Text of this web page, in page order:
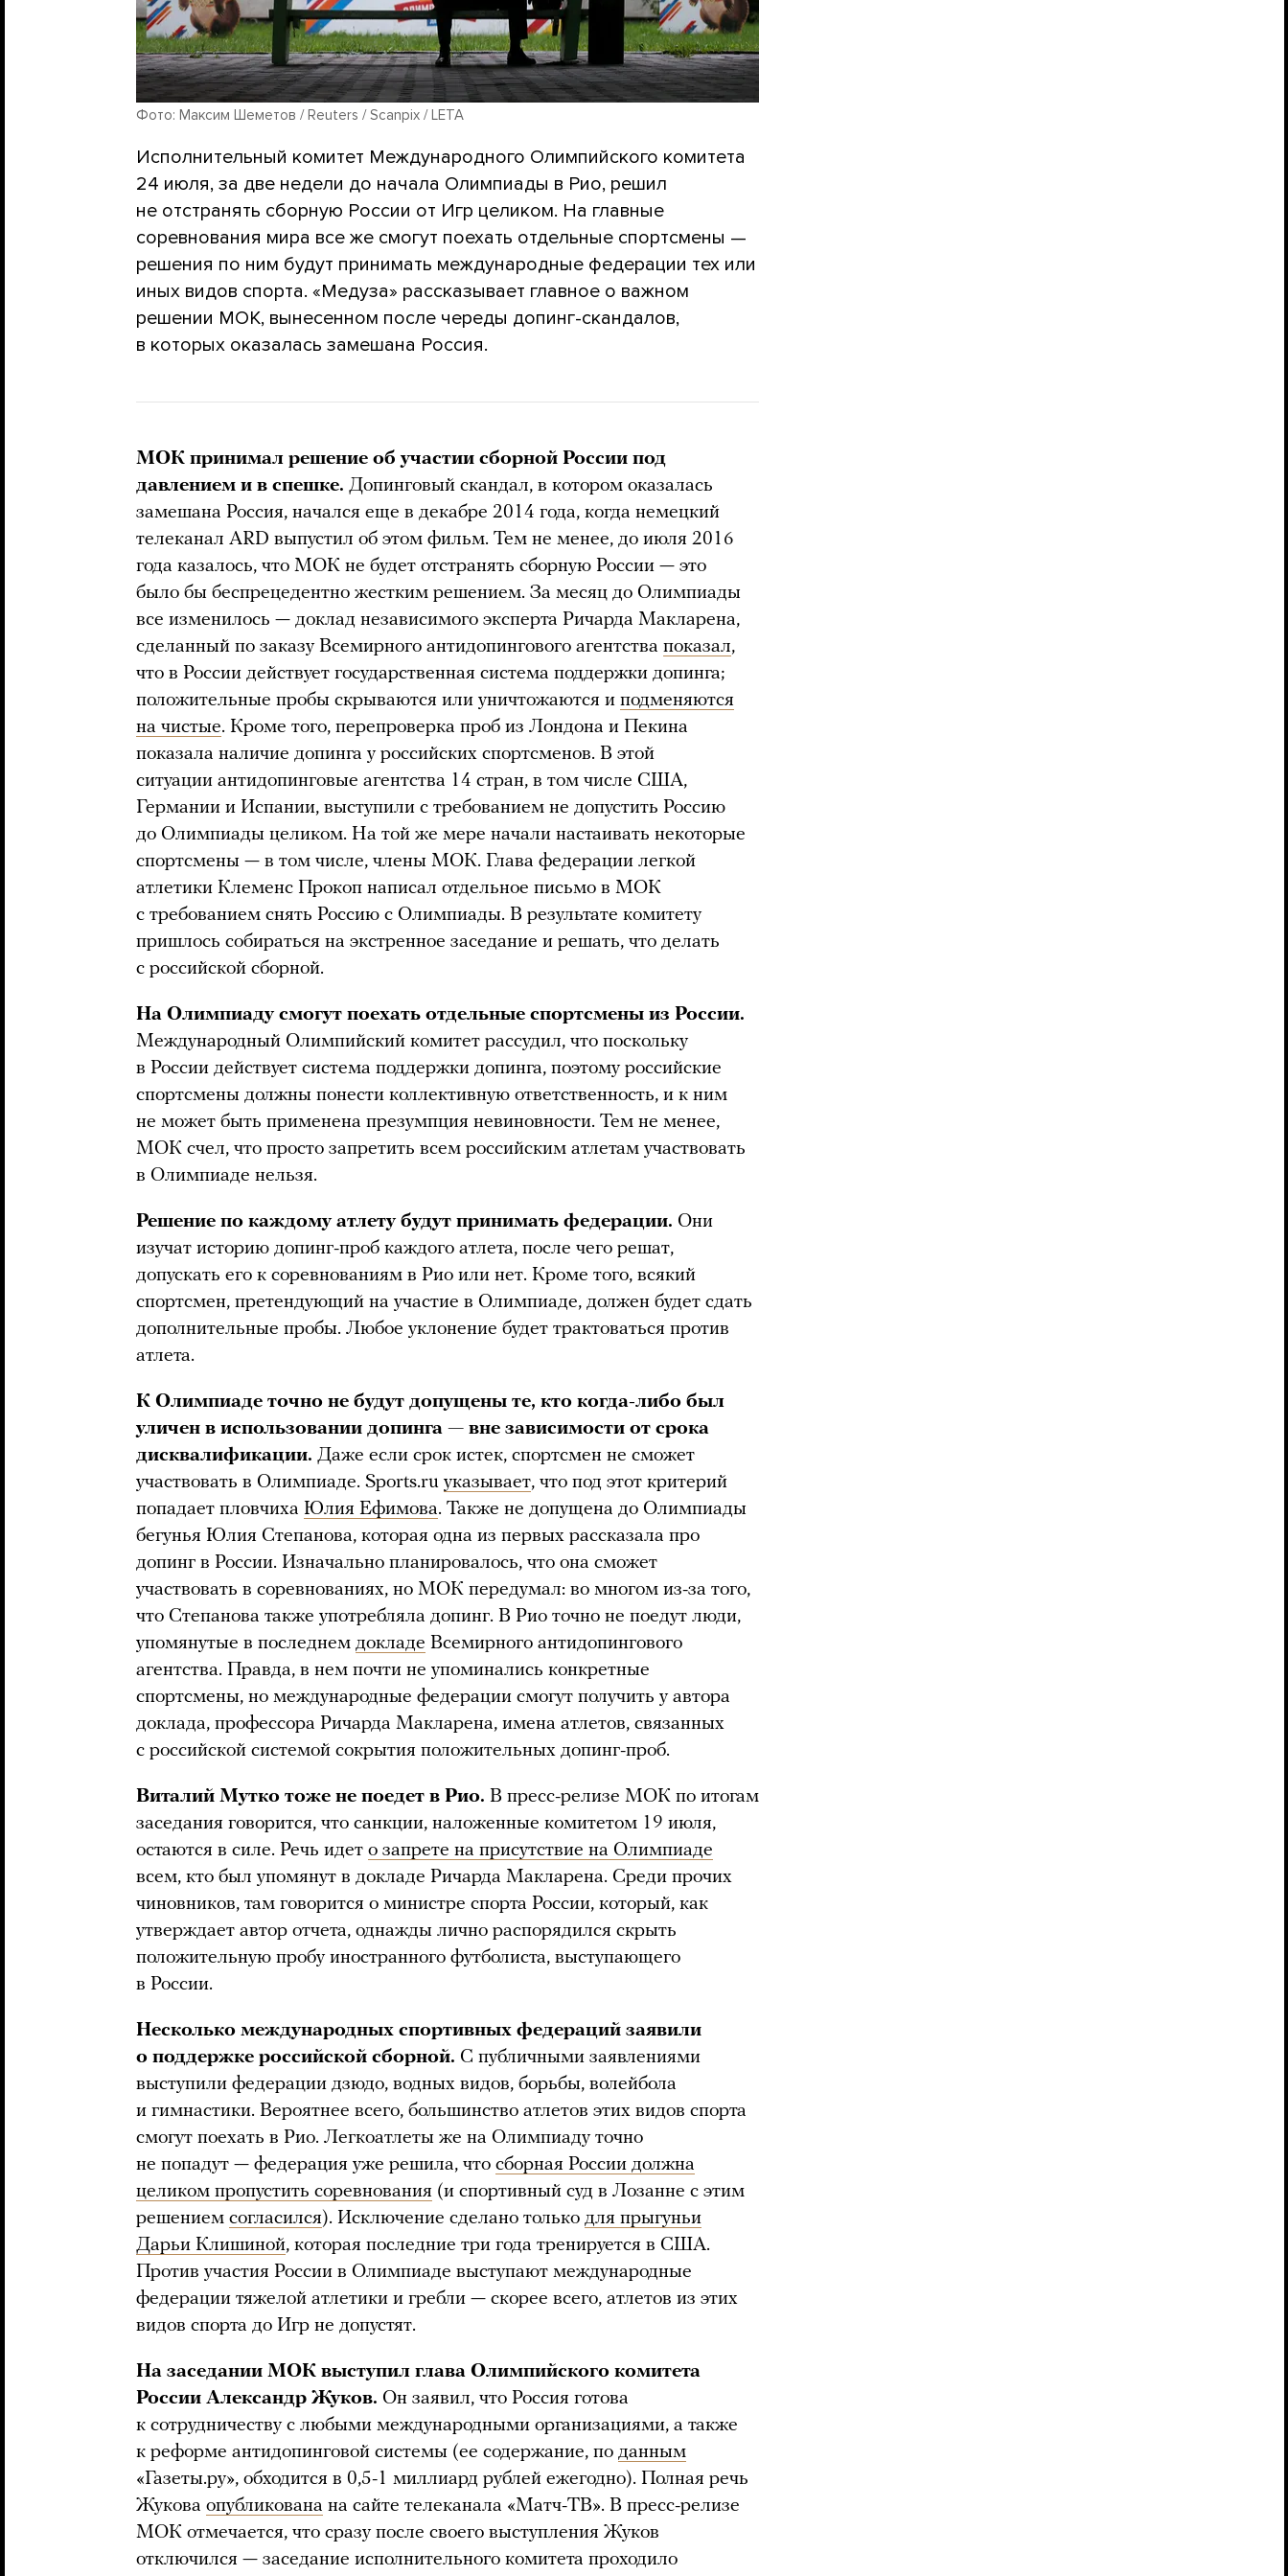
Фото: Максим Шеметов / Reuters / Scanpix / LETA
Исполнительный комитет Международного Олимпийского комитета
24 июля, за две недели до начала Олимпиады в Рио, решил
не отстранять сборную России от Игр целиком. На главные
соревнования мира все же смогут поехать отдельные спортсмены —
решения по ним будут принимать международные федерации тех или
иных видов спорта. «Медуза» рассказывает главное о важном
решении МОК, вынесенном после череды допинг-скандалов,
в которых оказалась замешана Россия.
МОК принимал решение об участии сборной России под
давлением и в спешке. Допинговый скандал, в котором оказалась
замешана Россия, начался еще в декабре 2014 года, когда немецкий
телеканал ARD выпустил об этом фильм. Тем не менее, до июля 2016
года казалось, что МОК не будет отстранять сборную России — это
было бы беспрецедентно жестким решением. За месяц до Олимпиады
все изменилось — доклад независимого эксперта Ричарда Макларена,
сделанный по заказу Всемирного антидопингового агентства показал,
что в России действует государственная система поддержки допинга;
положительные пробы скрываются или уничтожаются и подменяются
на чистые. Кроме того, перепроверка проб из Лондона и Пекина
показала наличие допинга у российских спортсменов. В этой
ситуации антидопинговые агентства 14 стран, в том числе США,
Германии и Испании, выступили с требованием не допустить Россию
до Олимпиады целиком. На той же мере начали настаивать некоторые
спортсмены — в том числе, члены МОК. Глава федерации легкой
атлетики Клеменс Прокоп написал отдельное письмо в МОК
с требованием снять Россию с Олимпиады. В результате комитету
пришлось собираться на экстренное заседание и решать, что делать
с российской сборной.
На Олимпиаду смогут поехать отдельные спортсмены из России.
Международный Олимпийский комитет рассудил, что поскольку
в России действует система поддержки допинга, поэтому российские
спортсмены должны понести коллективную ответственность, и к ним
не может быть применена презумпция невиновности. Тем не менее,
МОК счел, что просто запретить всем российским атлетам участвовать
в Олимпиаде нельзя.
Решение по каждому атлету будут принимать федерации. Они
изучат историю допинг-проб каждого атлета, после чего решат,
допускать его к соревнованиям в Рио или нет. Кроме того, всякий
спортсмен, претендующий на участие в Олимпиаде, должен будет сдать
дополнительные пробы. Любое уклонение будет трактоваться против
атлета.
К Олимпиаде точно не будут допущены те, кто когда-либо был
уличен в использовании допинга — вне зависимости от срока
дисквалификации. Даже если срок истек, спортсмен не сможет
участвовать в Олимпиаде. Sports.ru указывает, что под этот критерий
попадает пловчиха Юлия Ефимова. Также не допущена до Олимпиады
бегунья Юлия Степанова, которая одна из первых рассказала про
допинг в России. Изначально планировалось, что она сможет
участвовать в соревнованиях, но МОК передумал: во многом из-за того,
что Степанова также употребляла допинг. В Рио точно не поедут люди,
упомянутые в последнем докладе Всемирного антидопингового
агентства. Правда, в нем почти не упоминались конкретные
спортсмены, но международные федерации смогут получить у автора
доклада, профессора Ричарда Макларена, имена атлетов, связанных
с российской системой сокрытия положительных допинг-проб.
Виталий Мутко тоже не поедет в Рио. В пресс-релизе МОК по итогам
заседания говорится, что санкции, наложенные комитетом 19 июля,
остаются в силе. Речь идет о запрете на присутствие на Олимпиаде
всем, кто был упомянут в докладе Ричарда Макларена. Среди прочих
чиновников, там говорится о министре спорта России, который, как
утверждает автор отчета, однажды лично распорядился скрыть
положительную пробу иностранного футболиста, выступающего
в России.
Несколько международных спортивных федераций заявили
о поддержке российской сборной. С публичными заявлениями
выступили федерации дзюдо, водных видов, борьбы, волейбола
и гимнастики. Вероятнее всего, большинство атлетов этих видов спорта
смогут поехать в Рио. Легкоатлеты же на Олимпиаду точно
не попадут — федерация уже решила, что сборная России должна
целиком пропустить соревнования (и спортивный суд в Лозанне с этим
решением согласился). Исключение сделано только для прыгуньи
Дарьи Клишиной, которая последние три года тренируется в США.
Против участия России в Олимпиаде выступают международные
федерации тяжелой атлетики и гребли — скорее всего, атлетов из этих
видов спорта до Игр не допустят.
На заседании МОК выступил глава Олимпийского комитета
России Александр Жуков. Он заявил, что Россия готова
к сотрудничеству с любыми международными организациями, а также
к реформе антидопинговой системы (ее содержание, по данным
«Газеты.ру», обходится в 0,5-1 миллиард рублей ежегодно). Полная речь
Жукова опубликована на сайте телеканала «Матч-ТВ». В пресс-релизе
МОК отмечается, что сразу после своего выступления Жуков
отключился — заседание исполнительного комитета проходило